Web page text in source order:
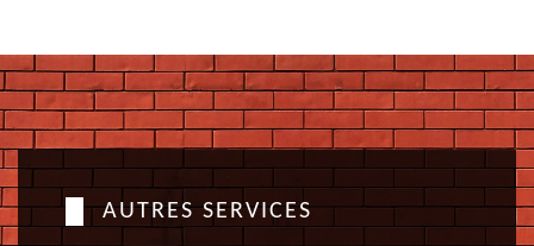
AUTRES SERVICES